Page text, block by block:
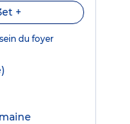
et +
du foyer